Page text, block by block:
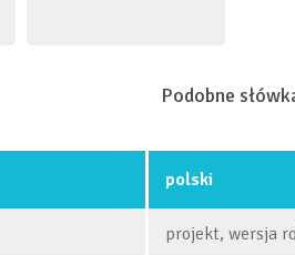
Podobne
polski
projekt, wersja